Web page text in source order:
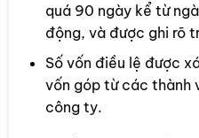
quá 90 ngày kể từ
động, và được ghi rõ
Số vốn điều lệ được
vốn góp từ các thành
công ty.